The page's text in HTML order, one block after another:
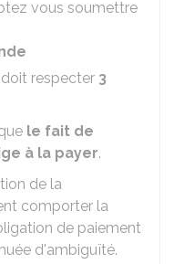
vous soumettre
respecter 3
le fait de
à la payer.
de la
comporter la
de paiement
d'ambiguïté.